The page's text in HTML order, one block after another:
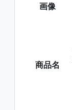
画像
商品名